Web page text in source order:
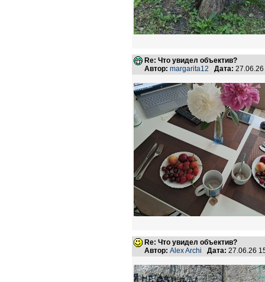
Re: Что увидел объектив?
Автор: margarita12 Дата:
Re: Что увидел объектив?
Автор: Аlex Archi Дата: 27.06.26